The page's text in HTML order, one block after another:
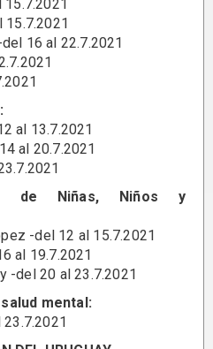
15.7.2021
16 al 22.7.2021
al 13.7.2021
al 20.7.2021
de Niñas, Niños y
-del 12 al 15.7.2021
al 19.7.2021
-del 20 al 23.7.2021
mental: